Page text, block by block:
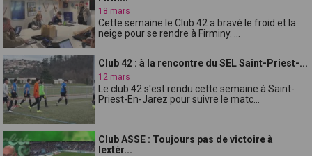
18 mars
Cette semaine le Club 42 a bravé le froid et la
neige pour se rendre à Firminy. ...
Club 42 : à la rencontre du SEL Saint-Priest-...
12 mars
Le club 42 s'est rendu cette semaine à Saint-
Priest-En-Jarez pour suivre le matc...
Club ASSE : Toujours pas de victoire à
lextér...